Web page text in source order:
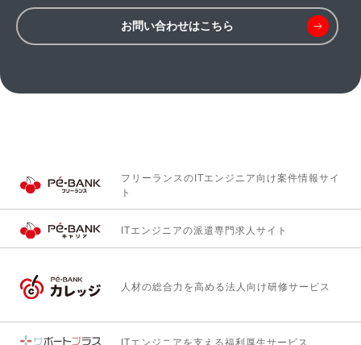
お問い合わせはこちら
フリーランスのITエンジニア向け案件情報サイ
ト
ITエンジニアの派遣専門求人サイト
人材の総合力を高める法人向け研修サービス
ITエンジニアを支える福利厚生サービス